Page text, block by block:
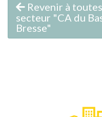
Revenir à
secteur "CA du
Bresse"